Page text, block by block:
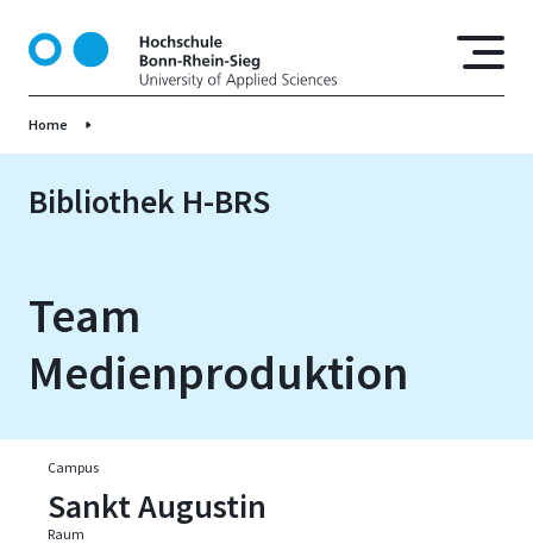
t
Home
Bibliothek H-BRS
Team
Medienproduktion
Campus
Sankt Augustin
Raum